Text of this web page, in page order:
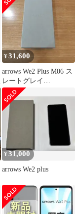
¥31,600
arrows We2 Plus M06 ス
レートグレイ
12GB/256GB新品
¥31,000
arrows We2 plus